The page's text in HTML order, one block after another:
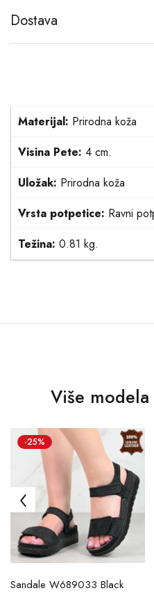
Dostava
Materijal: Prirodna koža
Visina Pete: 4 cm.
Uložak: Prirodna koža
Vrsta potpetice: Ravni
Težina: 0.81 kg.
Više
-25%
Sandale W689033 Black